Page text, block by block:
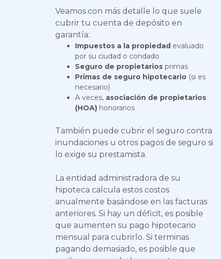
Veamos con más detalle lo que suele
cubrir tu cuenta de depósito en
garantía:
Impuestos a la propiedad evaluado
por su ciudad o condado
Seguro de propietarios primas
Primas de seguro hipotecario (si es
necesario)
A veces, asociación de propietarios
(HOA) honorarios
También puede cubrir el seguro contra
inundaciones u otros pagos de seguro si
lo exige su prestamista.
La entidad administradora de su
hipoteca calcula estos costos
anualmente basándose en las facturas
anteriores. Si hay un déficit, es posible
que aumenten su pago hipotecario
mensual para cubrirlo. Si terminas
pagando demasiado, es posible que